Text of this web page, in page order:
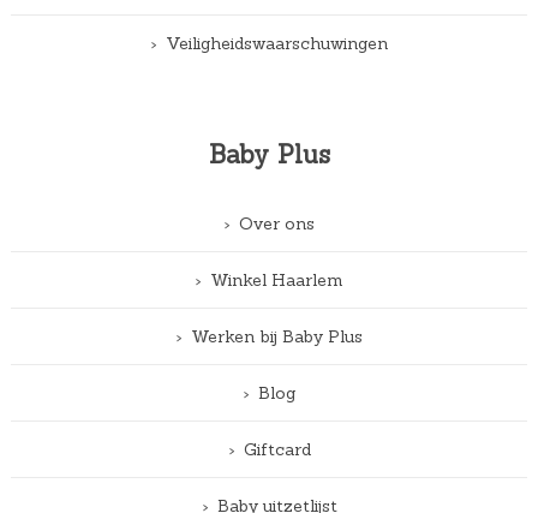
Veiligheidswaarschuwingen
Baby Plus
Over ons
Winkel Haarlem
Werken bij Baby Plus
Blog
Giftcard
Baby uitzetlijst